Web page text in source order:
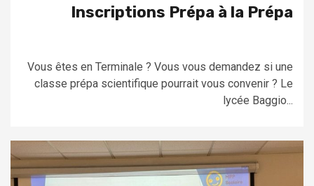
Inscriptions Prépa à la Prépa
Vous êtes en Terminale ? Vous vous demandez si une
classe prépa scientifique pourrait vous convenir ? Le
lycée Baggio...